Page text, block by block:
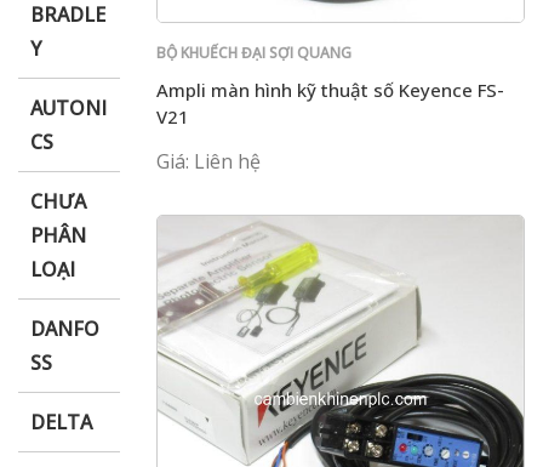
BRADLE
Y
AUTONI
CS
CHƯA
PHÂN
LOẠI
DANFO
SS
DELTA
BỘ KHUẾCH ĐẠI SỢI QUANG
Ampli màn hình kỹ thuật số Keyence FS-
V21
Giá: Liên hệ